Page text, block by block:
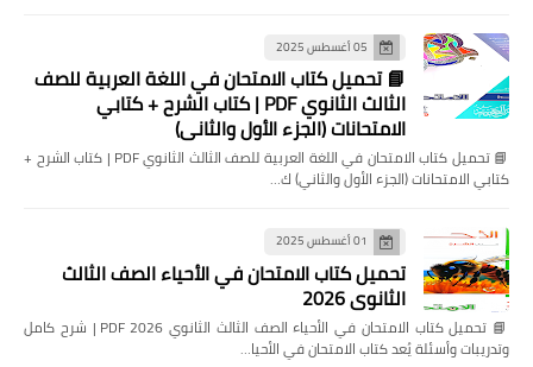
05 أغسطس 2025
📘 تحميل كتاب الامتحان في اللغة العربية للصف
الثالث الثانوي PDF | كتاب الشرح + كتابي
الامتحانات (الجزء الأول والثاني)
📘 تحميل كتاب الامتحان في اللغة العربية للصف الثالث الثانوي PDF | كتاب الشرح +
كتابي الامتحانات (الجزء الأول والثاني) ك…
01 أغسطس 2025
تحميل كتاب الامتحان في الأحياء الصف الثالث
الثانوي 2026
📘 تحميل كتاب الامتحان في الأحياء الصف الثالث الثانوي 2026 PDF | شرح كامل
وتدريبات وأسئلة يُعد كتاب الامتحان في الأحيا…